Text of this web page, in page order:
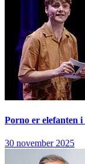
Porno er elefanten
30 november 2025